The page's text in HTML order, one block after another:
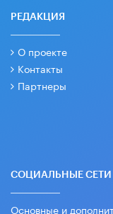
РЕДАКЦИЯ
О проекте
Контакты
Партнеры
СОЦИАЛЬНЫЕ СЕТИ
Основные и